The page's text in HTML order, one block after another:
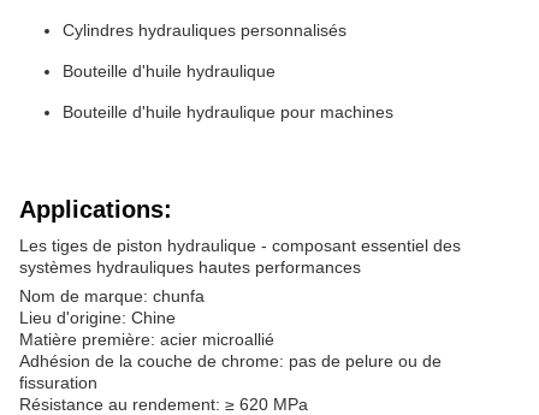
Cylindres hydrauliques personnalisés
Bouteille d'huile hydraulique
Bouteille d'huile hydraulique pour machines
Applications:
Les tiges de piston hydraulique - composant essentiel des
systèmes hydrauliques hautes performances
Nom de marque: chunfa
Lieu d'origine: Chine
Matière première: acier microallié
Adhésion de la couche de chrome: pas de pelure ou de
fissuration
Résistance au rendement: ≥ 620 MPa